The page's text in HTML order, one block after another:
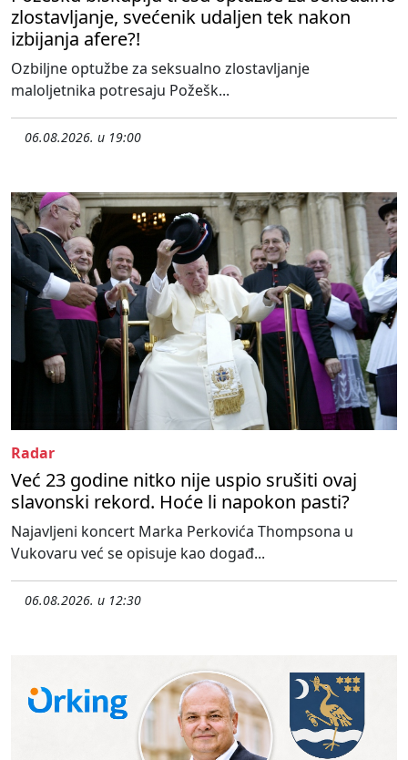
zlostavljanje, svećenik udaljen tek nakon
izbijanja afere?!
Ozbiljne optužbe za seksualno zlostavljanje
maloljetnika potresaju Požešk...
06.08.2026. u 19:00
Radar
Već 23 godine nitko nije uspio srušiti ovaj
slavonski rekord. Hoće li napokon pasti?
Najavljeni koncert Marka Perkovića Thompsona u
Vukovaru već se opisuje kao događ...
06.08.2026. u 12:30